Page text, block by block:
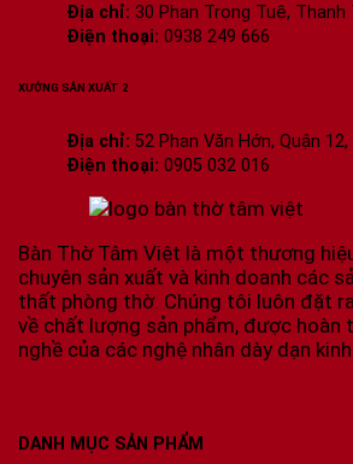
Địa chỉ: 30 Phan Trọng Tuệ, Thanh
Điện thoại: 0938 249 666
XƯỞNG SẢN XUẤT 2
Địa chỉ: 52 Phan Văn Hớn, Quận 12,
Điện thoại: 0905 032 016
Bàn Thờ Tâm Việt là một thương
chuyên sản xuất và kinh doanh các
thất phòng thờ. Chúng tôi luôn đặt
về chất lượng sản phẩm, được
nghề của các nghệ nhân dày dạn
DANH MỤC SẢN PHẨM